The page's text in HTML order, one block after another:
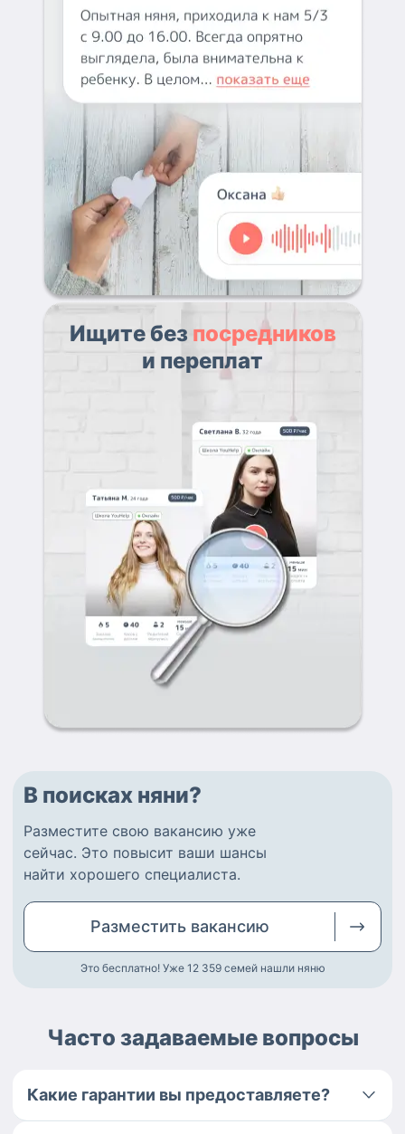
Ищите без посредников
и переплат
В поисках няни?
Разместите свою вакансию уже
сейчас. Это повысит ваши шансы
найти хорошего специалиста.
Разместить вакансию
Это бесплатно! Уже 12 359 семей нашли няню
Часто задаваемые вопросы
Какие гарантии вы предоставляете?